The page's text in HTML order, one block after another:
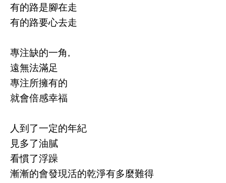
有的路是腳在走
有的路要心去走
專注缺的一角,
遠無法滿足
專注所擁有的
就會倍感幸福
人到了一定的年紀
見多了油膩
看慣了浮躁
漸漸的會發現活的乾淨有多麼難得